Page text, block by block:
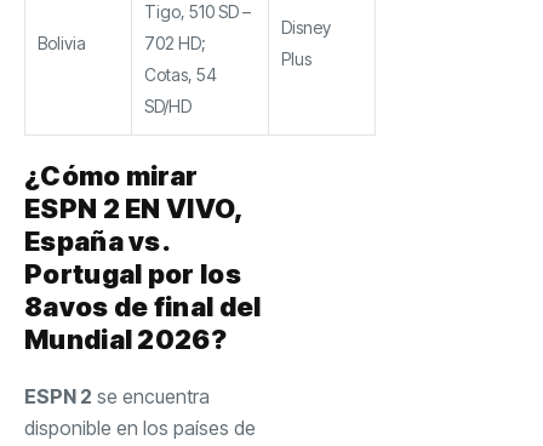
Bolivia
Tigo, 510 SD –
702 HD;
Cotas, 54
SD/HD
Disney
Plus
¿Cómo mirar
ESPN 2 EN VIVO,
España vs.
Portugal por los
8avos de final del
Mundial 2026?
ESPN 2 se encuentra
disponible en los países de